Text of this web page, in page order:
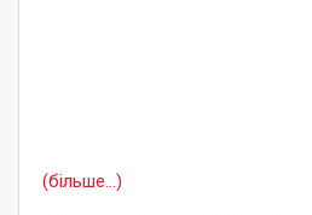
(більше…)